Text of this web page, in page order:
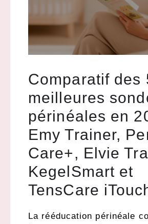
Comparatif des
meilleures
périnéales en
Emy Trainer,
Care+, Elvie
KegelSmart et
TensCare
La rééducation périnéale